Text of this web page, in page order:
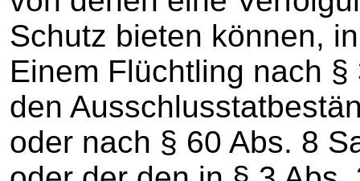
Schutz bieten können,
Einem Flüchtling nach
den
oder nach § 60 Abs. 8